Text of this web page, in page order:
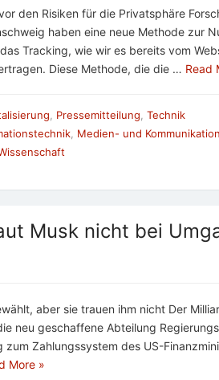
den Risiken für die Privatsphäre
haben eine neue Methode zur
Tracking, wie wir es bereits vom
Diese Methode, die die … Read
Pressemitteilung Technik
Medien- und
Musk nicht bei
aber sie trauen ihm nicht Der
neu geschaffene Abteilung
zum Zahlungssystem des US-
More »